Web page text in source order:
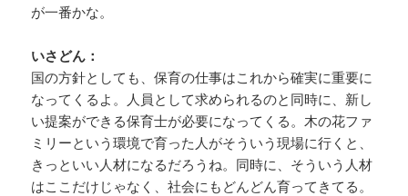
が一番かな。
いさどん：
国の方針としても、保育の仕事はこれから確実に重要に
なってくるよ。人員として求められるのと同時に、新し
い提案ができる保育士が必要になってくる。木の花ファ
ミリーという環境で育った人がそういう現場に行くと、
きっといい人材になるだろうね。同時に、そういう人材
はここだけじゃなく、社会にもどんどん育ってきてる。